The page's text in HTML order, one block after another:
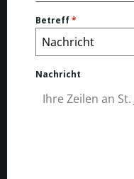
Betreff*
Nachricht
Nachricht